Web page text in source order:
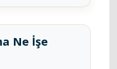
Ne İşe